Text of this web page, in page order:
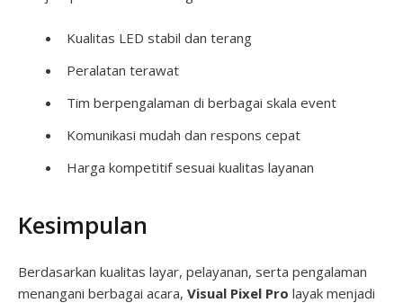
Kualitas LED stabil dan terang
Peralatan terawat
Tim berpengalaman di berbagai skala event
Komunikasi mudah dan respons cepat
Harga kompetitif sesuai kualitas layanan
Kesimpulan
Berdasarkan kualitas layar, pelayanan, serta pengalaman
menangani berbagai acara, Visual Pixel Pro layak menjadi